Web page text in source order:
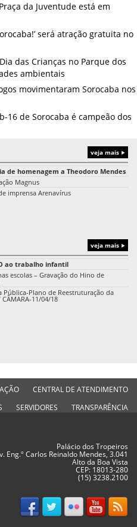
da Juventude está em
será atração gratuita no
das Crianças no Parque dos
ambientais
movimentaram Sorocaba nos
16 de Sorocaba é campeão dos
veja mais
de homenagem a Theodoro Mendes
Magnus
imprensa Arenavírus
veja mais
ao trabalho infantil
escolas – Gravação do Hino de
Pública-Plano de Reestruturação da
CÂMARA-11/04/18
CENTRAL DE ATENDIMENTO
SERVIDORES TRANSPARÊNCIA
Palácio dos Tropeiros
Eng.º Carlos Reinaldo Mendes, 3.041
Alto da Boa Vista
CEP: 18013-280
(15) 3238.2100